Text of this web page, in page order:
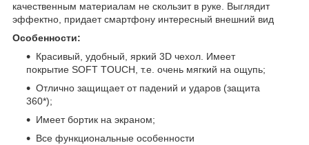
качественным материалам не скользит в руке. Выглядит
эффектно, придает смартфону интересный внешний вид
Особенности:
Красивый, удобный, яркий 3D чехол. Имеет
покрытие SOFT TOUCH, т.е. очень мягкий на ощупь;
Отлично защищает от падений и ударов (защита
360*);
Имеет бортик на экраном;
Все функциональные особенности